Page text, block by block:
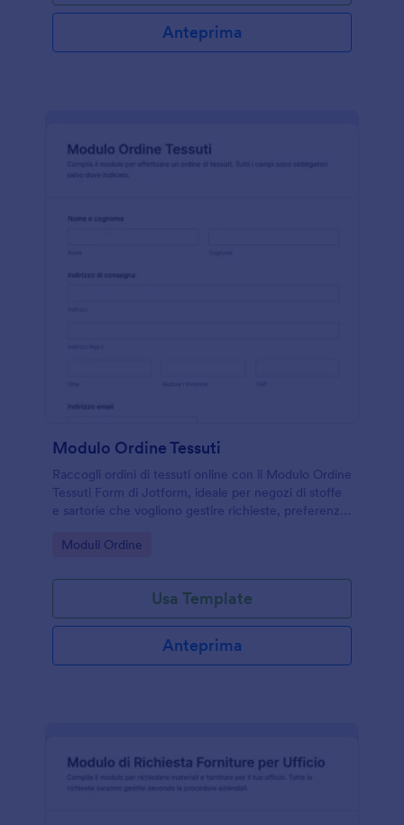
Anteprima
Modulo Ordine Tessuti
Raccogli ordini di tessuti online con il Modulo Ordine
Tessuti Form di Jotform, ideale per negozi di stoffe
e sartorie che vogliono gestire richieste, preferenze
Go to Category:
Moduli Ordine
Usa Template
Anteprima